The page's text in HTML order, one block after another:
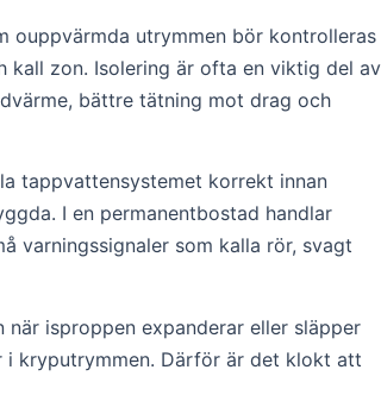
ouppvärmda utrymmen bör kontrolleras
kall zon. Isolering är ofta en viktig del av
bättre tätning mot drag och
tappvattensystemet korrekt innan
I en permanentbostad handlar
varningssignaler som kalla rör, svagt
isproppen expanderar eller släpper
i kryputrymmen. Därför är det klokt att